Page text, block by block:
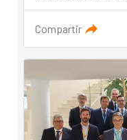
Compartir